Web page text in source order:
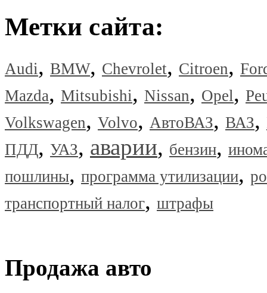
Метки сайта:
Audi, BMW, Chevrolet, Citroen,
Mazda, Mitsubishi, Nissan, Opel,
Volkswagen, Volvo, АвтоВАЗ, ВАЗ,
ПДД, УАЗ, аварии, бензин,
пошлины, программа утилизации,
транспортный налог, штрафы
Продажа авто